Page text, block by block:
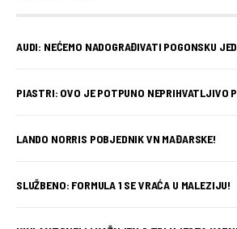
AUDI: NEĆEMO NADOGRAĐIVATI POGONSKU
PIASTRI: OVO JE POTPUNO NEPRIHVATLJIVO
LANDO NORRIS POBJEDNIK VN MAĐARSKE!
SLUŽBENO: FORMULA 1 SE VRAĆA U MALEZIJU!